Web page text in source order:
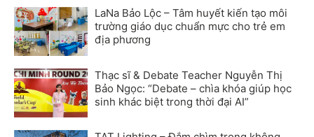
LaNa Bảo Lộc – Tâm huyết kiến tạo môi
trường giáo dục chuẩn mực cho trẻ em
địa phương
Thạc sĩ & Debate Teacher Nguyễn Thị
Bảo Ngọc: “Debate – chìa khóa giúp học
sinh khác biệt trong thời đại AI”